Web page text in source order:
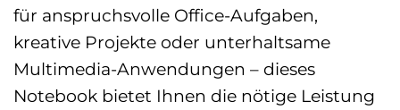
für anspruchsvolle Office-Aufgaben,
kreative Projekte oder unterhaltsame
Multimedia-Anwendungen – dieses
Notebook bietet Ihnen die nötige Leistung